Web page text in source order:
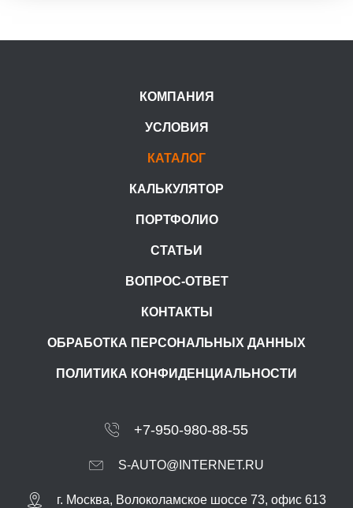
КОМПАНИЯ
УСЛОВИЯ
КАТАЛОГ
КАЛЬКУЛЯТОР
ПОРТФОЛИО
СТАТЬИ
ВОПРОС-ОТВЕТ
КОНТАКТЫ
ОБРАБОТКА ПЕРСОНАЛЬНЫХ ДАННЫХ
ПОЛИТИКА КОНФИДЕНЦИАЛЬНОСТИ
+7-950-980-88-55
S-AUTO@INTERNET.RU
г. Москва, Волоколамское шоссе 73, офис 613